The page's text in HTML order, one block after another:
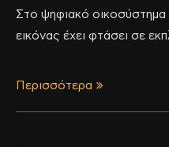
Στο ψηφιακό οικοσύστημα
εικόνας έχει φτάσει σε
Περισσότερα